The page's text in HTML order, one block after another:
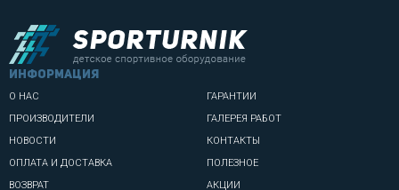
информация
О НАС
ПРОИЗВОДИТЕЛИ
НОВОСТИ
ОПЛАТА И ДОСТАВКА
ВОЗВРАТ
ГАРАНТИИ
ГАЛЕРЕЯ РАБОТ
КОНТАКТЫ
ПОЛЕЗНОЕ
АКЦИИ